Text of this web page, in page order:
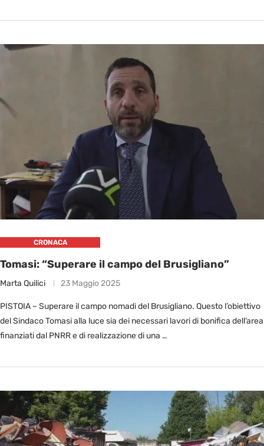
CRONACA
Tomasi: “Superare il campo del Brusigliano”
Marta Quilici 23 Maggio 2025
PISTOIA – Superare il campo nomadi del Brusigliano. Questo l’obiettivo
del Sindaco Tomasi alla luce sia dei necessari lavori di bonifica dell’area
finanziati dal PNRR e di realizzazione di una …